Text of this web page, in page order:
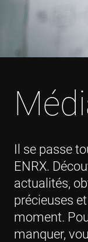
Il se passe
ENRX.
actualités,
précieuses
moment.
manquer,